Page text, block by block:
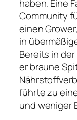
haben. Eine
Community
einen
in
Bereits in
er braune
führte zu
und weniger